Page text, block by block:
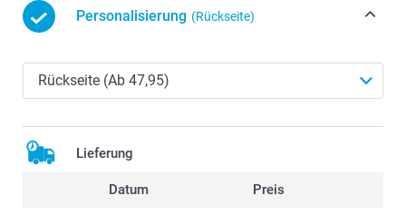
Personalisierung (Rückseite)
Lieferung
Datum Preis